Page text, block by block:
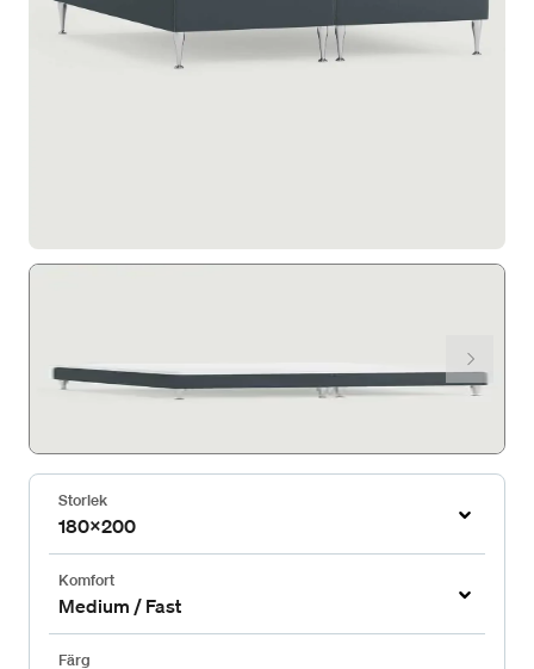
Storlek
180x200
Komfort
Medium / Fast
Färg